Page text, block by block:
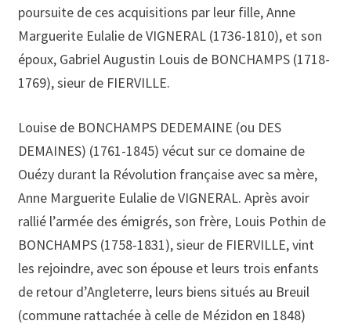
poursuite de ces acquisitions par leur fille, Anne
Marguerite Eulalie de VIGNERAL (1736-1810), et son
époux, Gabriel Augustin Louis de BONCHAMPS (1718-
1769), sieur de FIERVILLE.
Louise de BONCHAMPS DEDEMAINE (ou DES
DEMAINES) (1761-1845) vécut sur ce domaine de
Ouézy durant la Révolution française avec sa mère,
Anne Marguerite Eulalie de VIGNERAL. Après avoir
rallié l’armée des émigrés, son frère, Louis Pothin de
BONCHAMPS (1758-1831), sieur de FIERVILLE, vint
les rejoindre, avec son épouse et leurs trois enfants
de retour d’Angleterre, leurs biens situés au Breuil
(commune rattachée à celle de Mézidon en 1848)